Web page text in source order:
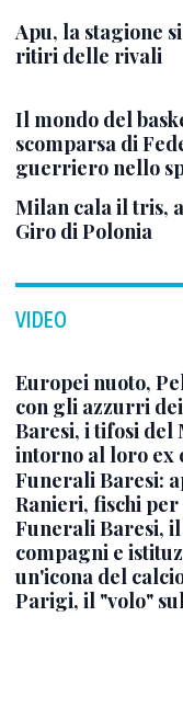
Apu, la stagione
ritiri delle rivali
Il mondo del
scomparsa di
guerriero nello
Milan cala il tris,
Giro di Polonia
VIDEO
Europei nuoto,
con gli azzurri
Baresi, i tifosi del
intorno al loro ex
Funerali Baresi:
Ranieri, fischi
Funerali Baresi,
compagni e
un'icona del
Parigi, il "volo"